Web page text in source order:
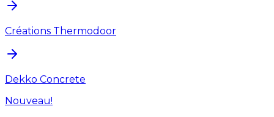
Créations Thermodoor
Dekko Concrete
Nouveau!